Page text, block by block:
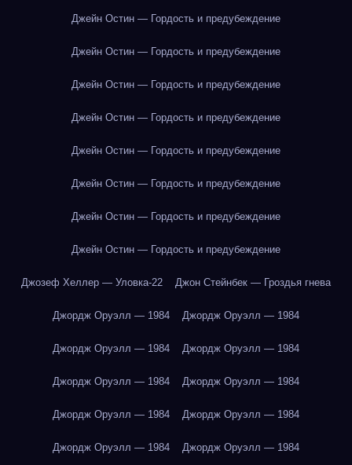
Джейн Остин — Гордость и предубеждение
Джейн Остин — Гордость и предубеждение
Джейн Остин — Гордость и предубеждение
Джейн Остин — Гордость и предубеждение
Джейн Остин — Гордость и предубеждение
Джейн Остин — Гордость и предубеждение
Джейн Остин — Гордость и предубеждение
Джейн Остин — Гордость и предубеждение
Джозеф Хеллер — Уловка-22 Джон Стейнбек — Гроздья гнева
Джордж Оруэлл — 1984 Джордж Оруэлл — 1984
Джордж Оруэлл — 1984 Джордж Оруэлл — 1984
Джордж Оруэлл — 1984 Джордж Оруэлл — 1984
Джордж Оруэлл — 1984 Джордж Оруэлл — 1984
Джордж Оруэлл — 1984 Джордж Оруэлл — 1984